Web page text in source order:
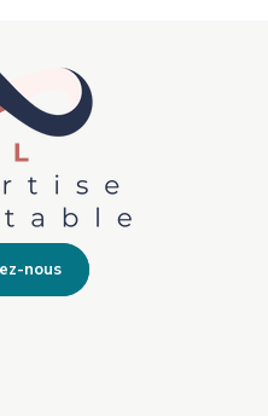
nous